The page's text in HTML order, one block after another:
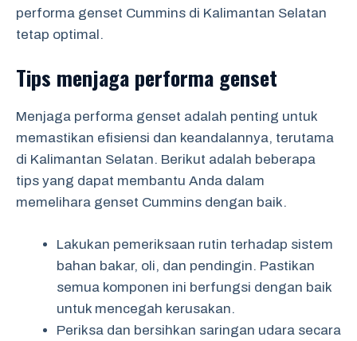
performa genset Cummins di Kalimantan Selatan
tetap optimal.
Tips menjaga performa genset
Menjaga performa genset adalah penting untuk
memastikan efisiensi dan keandalannya, terutama
di Kalimantan Selatan. Berikut adalah beberapa
tips yang dapat membantu Anda dalam
memelihara genset Cummins dengan baik.
Lakukan pemeriksaan rutin terhadap sistem
bahan bakar, oli, dan pendingin. Pastikan
semua komponen ini berfungsi dengan baik
untuk mencegah kerusakan.
Periksa dan bersihkan saringan udara secara